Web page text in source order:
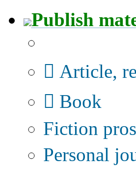
Publish
Article,
Book
Fiction
Personal